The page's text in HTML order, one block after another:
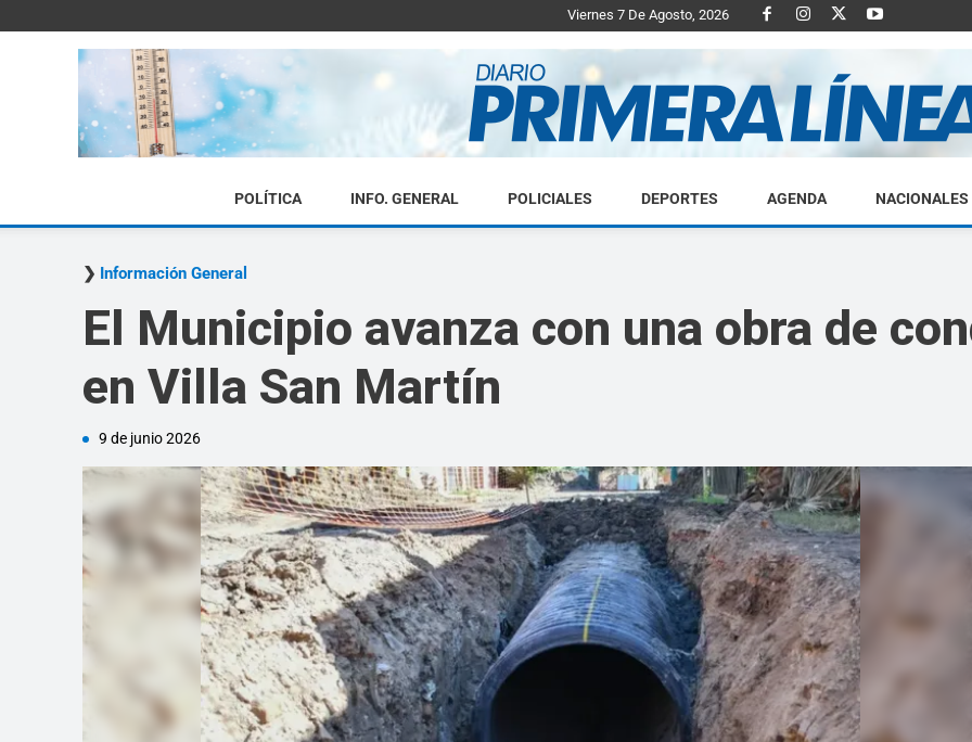
Viernes 7 De Agosto, 2026
Diario
Linea
POLÍTICA INFO. GENERAL POLICIALES DEPORTES AGENDA NACIONALES
Información General
El Municipio avanza con una obra de
en Villa San Martín
9 de junio 2026